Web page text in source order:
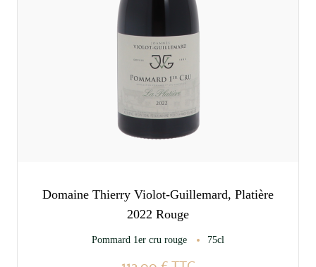
Domaine Thierry Violot-Guillemard, Platière
2022 Rouge
Pommard 1er cru rouge 75cl